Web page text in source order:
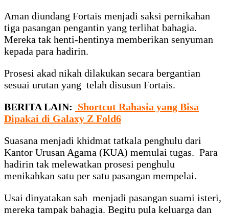
Aman diundang Fortais menjadi saksi pernikahan
tiga pasangan pengantin yang terlihat bahagia.
Mereka tak henti-hentinya memberikan senyuman
kepada para hadirin.
Prosesi akad nikah dilakukan secara bergantian
sesuai urutan yang telah disusun Fortais.
BERITA LAIN: Shortcut Rahasia yang Bisa
Dipakai di Galaxy Z Fold6
Suasana menjadi khidmat tatkala penghulu dari
Kantor Urusan Agama (KUA) memulai tugas. Para
hadirin tak melewatkan prosesi penghulu
menikahkan satu per satu pasangan mempelai.
Usai dinyatakan sah menjadi pasangan suami isteri,
mereka tampak bahagia. Begitu pula keluarga dan